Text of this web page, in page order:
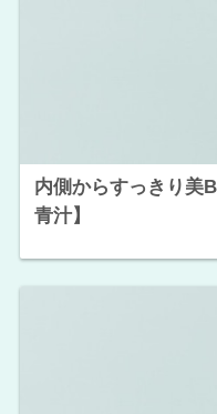
内側からすっきり美
青汁】